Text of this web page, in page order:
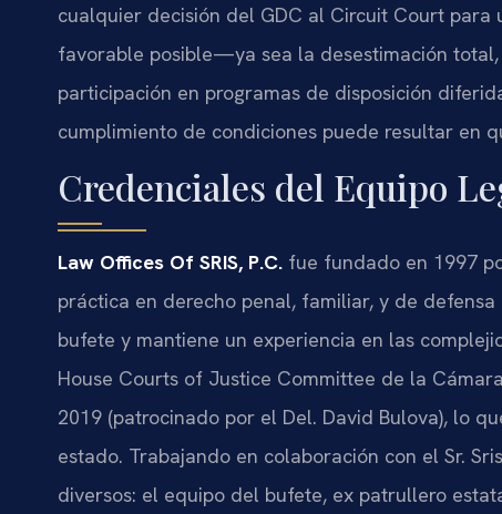
cualquier decisión del GDC al Circuit Court para
favorable posible—ya sea la desestimación
participación en programas de disposición
cumplimiento de condiciones puede resultar en
Credenciales del Equipo
Law Offices Of SRIS, P.C. fue fundado en 1997
práctica en derecho penal, familiar, y de
bufete y mantiene un experiencia en las
House Courts of Justice Committee de la
2019 (patrocinado por el Del. David Bulova), lo
estado. Trabajando en colaboración con el Sr.
diversos: el equipo del bufete, ex patrullero